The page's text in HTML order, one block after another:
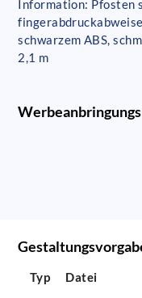
Information: Pfosten
schwarzem ABS,
2,1 m
Typ Datei